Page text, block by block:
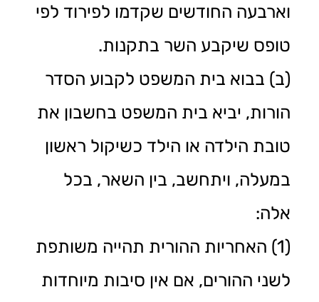
וארבעה החודשים שקדמו לפירוד לפי
טופס שיקבע השר בתקנות.
(ב) בבוא בית המשפט לקבוע הסדר
הורות, יביא בית המשפט בחשבון את
טובת הילדה או הילד כשיקול ראשון
במעלה, ויתחשב, בין השאר, בכל
אלה:
(1) האחריות ההורית תהייה משותפת
לשני ההורים, אם אין סיבות מיוחדות